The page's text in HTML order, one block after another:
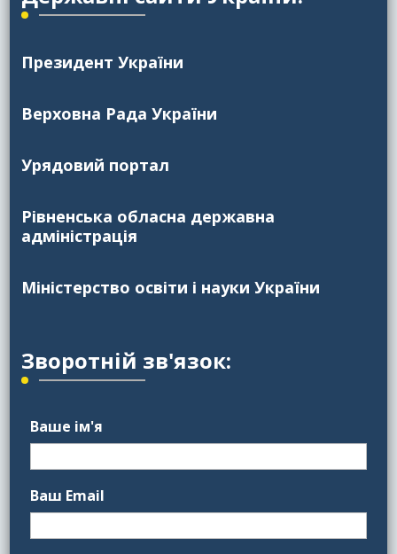
Президент України
Верховна Рада України
Урядовий портал
Рівненська обласна державна
адміністрація
Міністерство освіти і науки України
Зворотній зв'язок:
Ваше ім'я
Ваш Email